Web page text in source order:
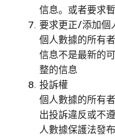
信息。或者要求
要求更正/添加個
個人數據的所有
信息不是最新的
整的信息
投訴權
個人數據的所有
出投訴違反或不
人數據保護法發